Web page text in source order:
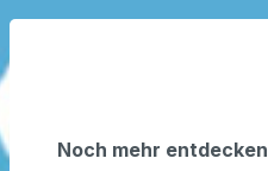
Noch mehr entdecken